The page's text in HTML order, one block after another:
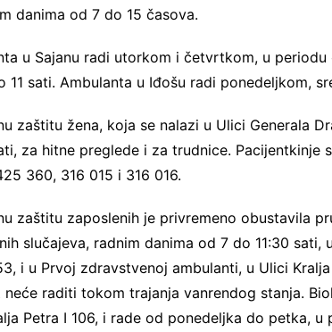
danima od 7 do 15 časova.
u Sajanu radi utorkom i četvrtkom, u
11 sati. Ambulanta u Iđošu radi ponedeljkom,
zaštitu žena, koja se nalazi u Ulici Generala
za hitne preglede i za trudnice. Pacijentkinje
360, 316 015 i 316 016.
zaštitu zaposlenih je privremeno obustavila
slučajeva, radnim danima od 7 do 11:30 sati,
i u Prvoj zdravstvenoj ambulanti, u Ulici
raditi tokom trajanja vanrendog stanja.
Petra I 106, i rade od ponedeljka do petka, u